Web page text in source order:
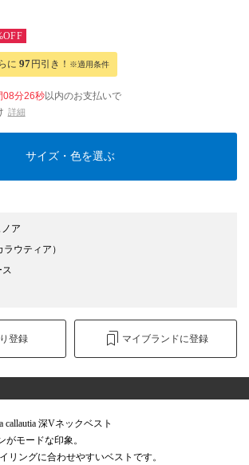
に 97円引き！ ※適用条件
08分25秒以内のお支払いで
詳細
サイズ・色を選ぶ
ノア
ラウティア）
登録 マイブランドに登録
深Vネックベスト
モードな印象。
リングに合わせやすいベストです。